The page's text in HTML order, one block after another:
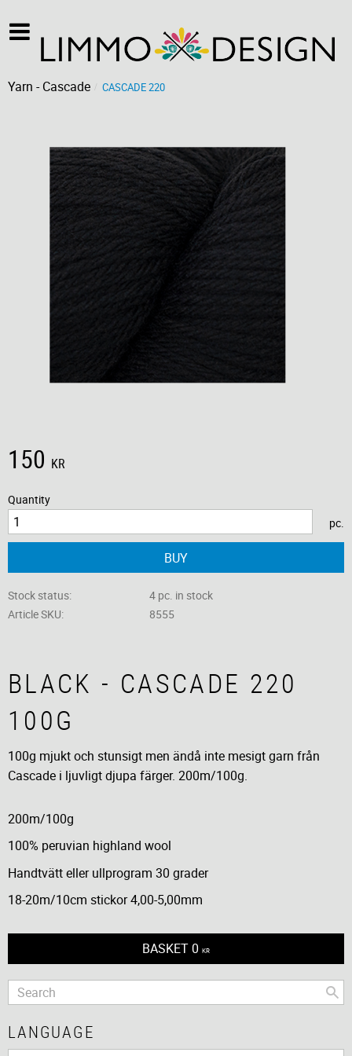
Yarn - Cascade CASCADE 220
150 KR
Quantity
pc.
BUY
Stock status
4 pc. in stock
Article SKU
8555
BLACK - CASCADE 220
100G
100g mjukt och stunsigt men ändå inte mesigt garn från
Cascade i ljuvligt djupa färger. 200m/100g.
200m/100g
100% peruvian highland wool
Handtvätt eller ullprogram 30 grader
18-20m/10cm stickor 4,00-5,00mm
BASKET 0 KR
LANGUAGE